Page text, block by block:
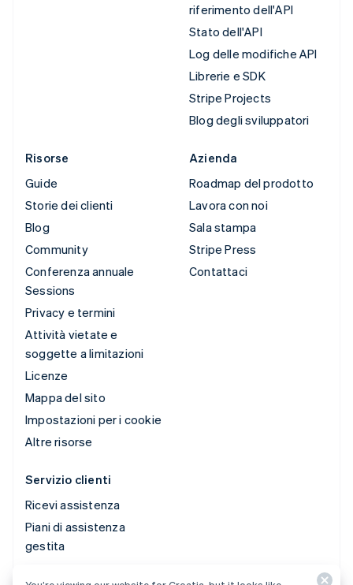
riferimento dell'API
Stato dell'API
Log delle modifiche API
Librerie e SDK
Stripe Projects
Blog degli sviluppatori
Risorse
Guide
Storie dei clienti
Blog
Community
Conferenza annuale
Sessions
Privacy e termini
Attività vietate e
soggette a limitazioni
Licenze
Mappa del sito
Impostazioni per i cookie
Altre risorse
Azienda
Roadmap del prodotto
Lavora con noi
Sala stampa
Stripe Press
Contattaci
Servizio clienti
Ricevi assistenza
Piani di assistenza
gestita